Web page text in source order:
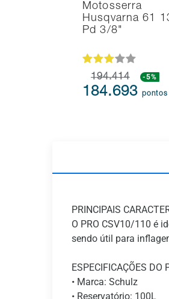
Motosserra
Husqvarna 61
Pd 3/8"
194.414 -5%
184.693pontos
PRINCIPAIS
O PRO CSV10/110 é
sendo útil para
ESPECIFICAÇÕES DO
• Marca: Schulz
• Reservatório: 100L